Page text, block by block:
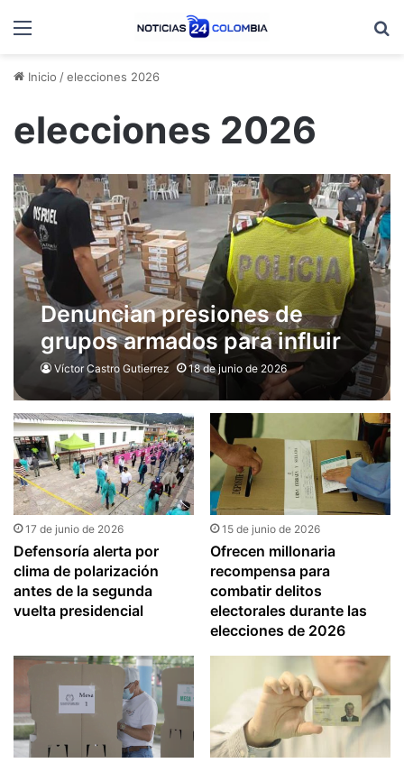
Menú
Inicio /elecciones 2026
elecciones 2026
Denuncian presiones de
grupos armados para influir
en la participación electoral
en zonas rurales de Nariño
Víctor Castro Gutierrez 18 de junio de 2026
17 de junio de 2026
Defensoría alerta por
clima de polarización
antes de la segunda
vuelta presidencial
15 de junio de 2026
Ofrecen millonaria
recompensa para
combatir delitos
electorales durante las
elecciones de 2026